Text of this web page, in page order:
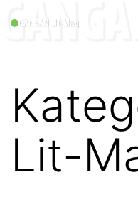
GANGAN
1996
-
2019
Lit-